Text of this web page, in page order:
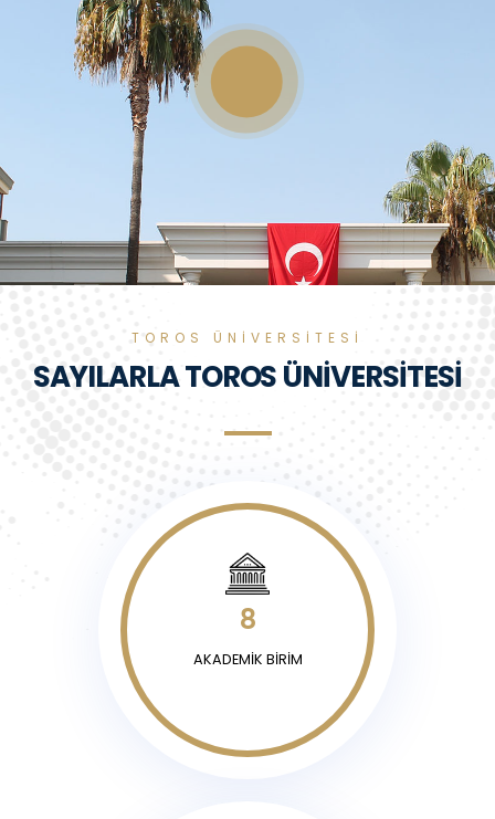
TOROS ÜNİVERSİTESİ
SAYILARLA TOROS ÜNİVERSİTESİ
8
AKADEMİK BİRİM